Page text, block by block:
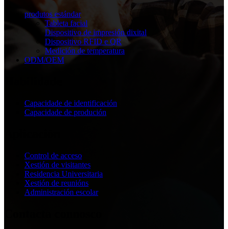
produtos estándar
Tableta facial
Dispositivo de impresión dixital
Dispositivo RFID e QR
Medición de temperatura
ODM/OEM
Capacidade de identificación
Capacidade de produción
Control de acceso
Xestión de visitantes
Residencia Universitaria
Xestión de reunións
Administración escolar